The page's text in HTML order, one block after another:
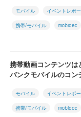
モバイル イベントレポ
携帯/モバイル mobidec
携帯動画コンテンツは
バンクモバイルのコン
モバイル イベントレポ
携帯/モバイル mobidec